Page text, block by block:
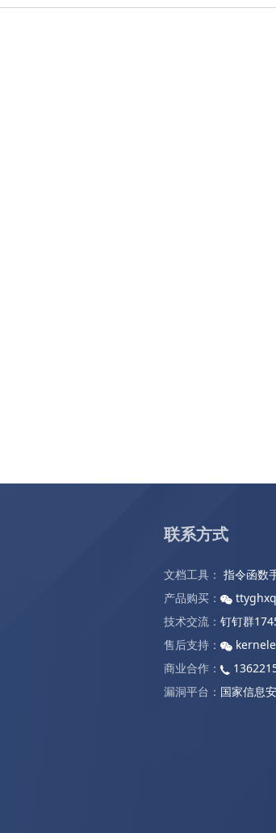
联系方式
文档工具： 指令函数
产品购买：
技术交流： 钉钉群
售后支持：
商业合作：
漏洞平台： 国家信息